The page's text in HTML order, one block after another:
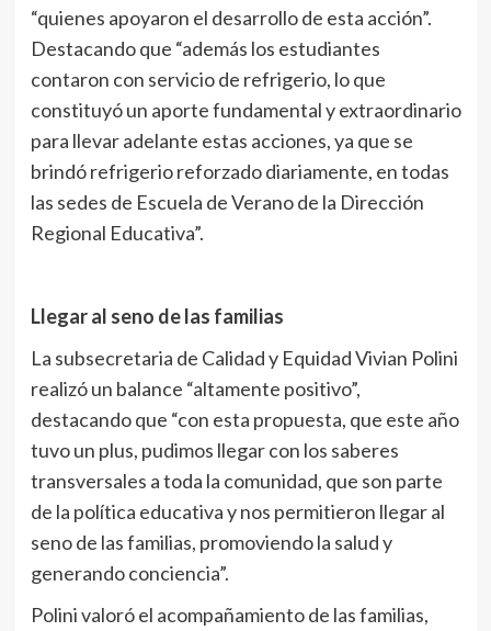
“quienes apoyaron el desarrollo de esta acción”.
Destacando que “además los estudiantes
contaron con servicio de refrigerio, lo que
constituyó un aporte fundamental y extraordinario
para llevar adelante estas acciones, ya que se
brindó refrigerio reforzado diariamente, en todas
las sedes de Escuela de Verano de la Dirección
Regional Educativa”.
Llegar al seno de las familias
La subsecretaria de Calidad y Equidad Vivian Polini
realizó un balance “altamente positivo”,
destacando que “con esta propuesta, que este año
tuvo un plus, pudimos llegar con los saberes
transversales a toda la comunidad, que son parte
de la política educativa y nos permitieron llegar al
seno de las familias, promoviendo la salud y
generando conciencia”.
Polini valoró el acompañamiento de las familias,